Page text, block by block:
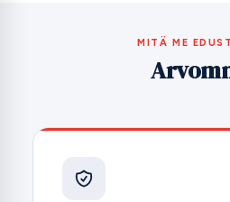
MITÄ ME